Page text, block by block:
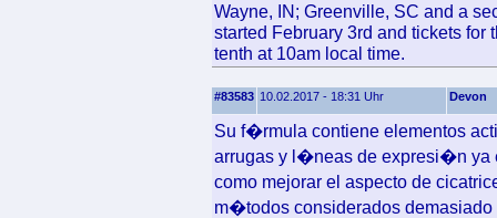
Wayne, IN; Greenville, SC and a
started February 3rd and tickets
tenth at 10am local time.
#83583 10.02.2017 - 18:31 Uhr Devon
Su f�rmula contiene elementos
arrugas y l�neas de expresi�n ya
como mejorar el aspecto de
m�todos considerados